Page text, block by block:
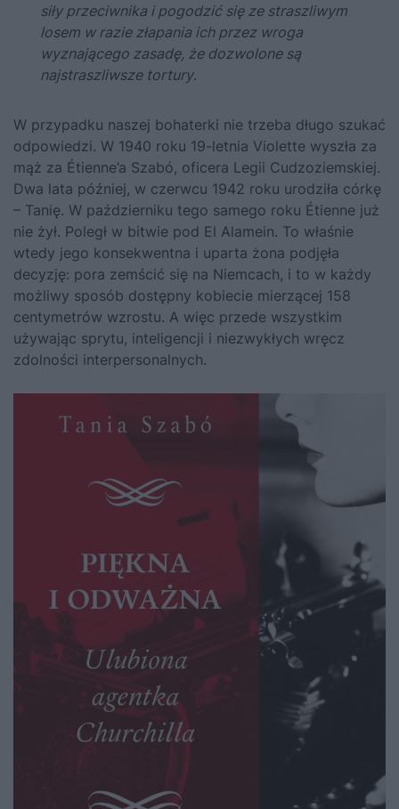
siły przeciwnika i pogodzić się ze straszliwym
losem w razie złapania ich przez wroga
wyznającego zasadę, że dozwolone są
najstraszliwsze tortury.
W przypadku naszej bohaterki nie trzeba długo szukać
odpowiedzi. W 1940 roku 19-letnia Violette wyszła za
mąż za Étienne’a Szabó, oficera Legii Cudzoziemskiej.
Dwa lata później, w czerwcu 1942 roku urodziła córkę
– Tanię. W październiku tego samego roku Étienne już
nie żył. Poległ w bitwie pod El Alamein. To właśnie
wtedy jego konsekwentna i uparta żona podjęła
decyzję: pora zemścić się na Niemcach, i to w każdy
możliwy sposób dostępny kobiecie mierzącej 158
centymetrów wzrostu. A więc przede wszystkim
używając sprytu, inteligencji i niezwykłych wręcz
zdolności interpersonalnych.